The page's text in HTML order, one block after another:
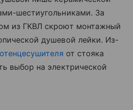
шестиугольниками. За
из ГКВЛ скроют монтажный
душевой лейки. Из-
от стояка
выбор на электрической